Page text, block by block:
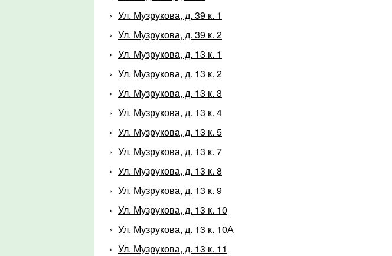
Ул. Музрукова, д. 39 к. 1
Ул. Музрукова, д. 39 к. 2
Ул. Музрукова, д. 13 к. 1
Ул. Музрукова, д. 13 к. 2
Ул. Музрукова, д. 13 к. 3
Ул. Музрукова, д. 13 к. 4
Ул. Музрукова, д. 13 к. 5
Ул. Музрукова, д. 13 к. 7
Ул. Музрукова, д. 13 к. 8
Ул. Музрукова, д. 13 к. 9
Ул. Музрукова, д. 13 к. 10
Ул. Музрукова, д. 13 к. 10А
Ул. Музрукова, д. 13 к. 11